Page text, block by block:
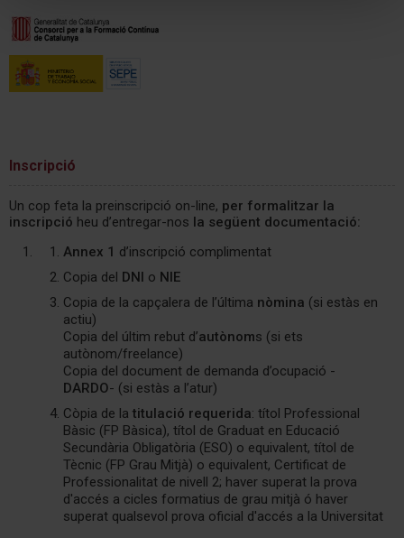
Inscripció
Un cop feta la preinscripció on-line, per formalitzar la
inscripció heu d’entregar-nos la següent documentació:
Annex 1 d’inscripció complimentat
Copia del DNI o NIE
Copia de la capçalera de l’última nòmina (si estàs en
actiu)
Copia del últim rebut d’autònoms (si ets
autònom/freelance)
Copia del document de demanda d’ocupació -
DARDO- (si estàs a l’atur)
Còpia de la titulació requerida: títol Professional
Bàsic (FP Bàsica), títol de Graduat en Educació
Secundària Obligatòria (ESO) o equivalent, títol de
Tècnic (FP Grau Mitjà) o equivalent, Certificat de
Professionalitat de nivell 2; haver superat la prova
d'accés a cicles formatius de grau mitjà ó haver
superat qualsevol prova oficial d'accés a la Universitat